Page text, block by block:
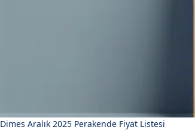
Dimes Aralık 2025 Perakende Fiyat Listesi